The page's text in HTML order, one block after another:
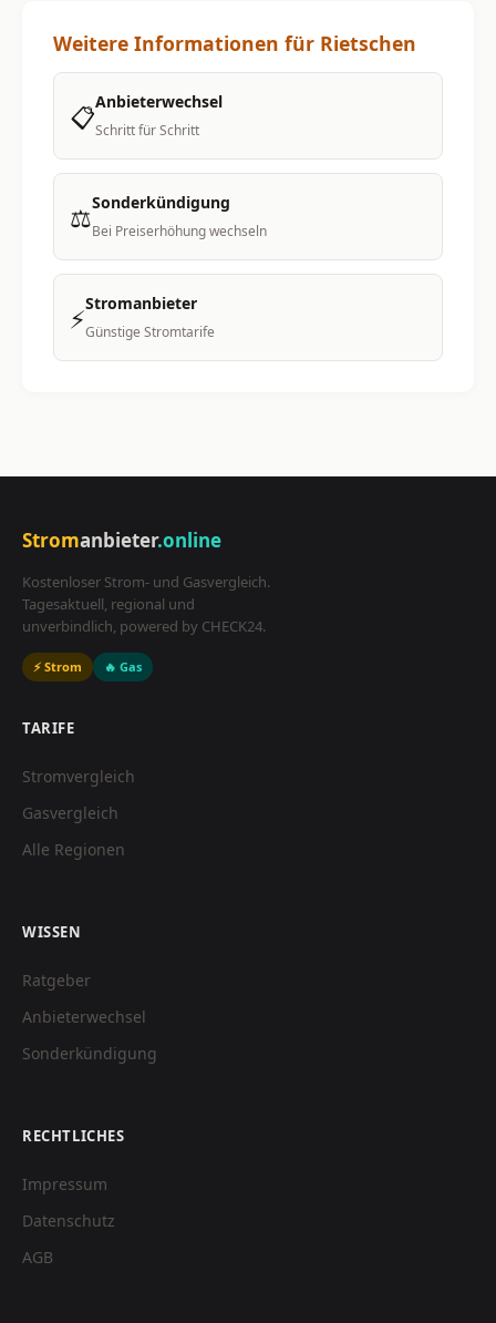
Weitere Informationen für Rietschen
📋Anbieterwechsel
Schritt für Schritt
⚖️Sonderkündigung
Bei Preiserhöhung wechseln
⚡Stromanbieter
Günstige Stromtarife
Stromanbieter.online
Kostenloser Strom- und Gasvergleich.
Tagesaktuell, regional und
unverbindlich, powered by CHECK24.
⚡ Strom 🔥 Gas
TARIFE
Stromvergleich
Gasvergleich
Alle Regionen
WISSEN
Ratgeber
Anbieterwechsel
Sonderkündigung
RECHTLICHES
Impressum
Datenschutz
AGB